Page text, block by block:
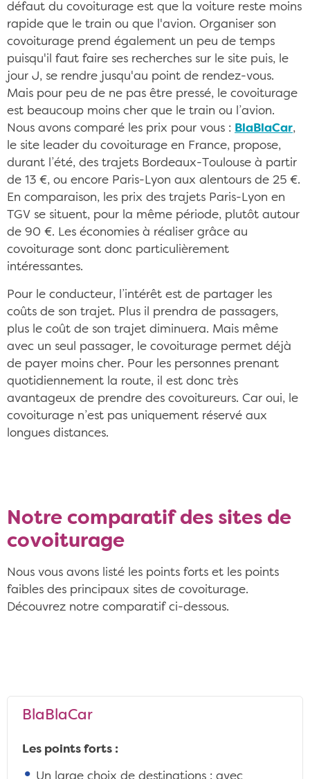
défaut du covoiturage est que la voiture reste moins
rapide que le train ou que l'avion. Organiser son
covoiturage prend également un peu de temps
puisqu'il faut faire ses recherches sur le site puis, le
jour J, se rendre jusqu'au point de rendez-vous.
Mais pour peu de ne pas être pressé, le covoiturage
est beaucoup moins cher que le train ou l’avion.
Nous avons comparé les prix pour vous : BlaBlaCar,
le site leader du covoiturage en France, propose,
durant l’été, des trajets Bordeaux-Toulouse à partir
de 13 €, ou encore Paris-Lyon aux alentours de 25 €.
En comparaison, les prix des trajets Paris-Lyon en
TGV se situent, pour la même période, plutôt autour
de 90 €. Les économies à réaliser grâce au
covoiturage sont donc particulièrement
intéressantes.
Pour le conducteur, l’intérêt est de partager les
coûts de son trajet. Plus il prendra de passagers,
plus le coût de son trajet diminuera. Mais même
avec un seul passager, le covoiturage permet déjà
de payer moins cher. Pour les personnes prenant
quotidiennement la route, il est donc très
avantageux de prendre des covoitureurs. Car oui, le
covoiturage n’est pas uniquement réservé aux
longues distances.
Notre comparatif des sites de
covoiturage
Nous vous avons listé les points forts et les points
faibles des principaux sites de covoiturage.
Découvrez notre comparatif ci-dessous.
BlaBlaCar
Les points forts :
Un large choix de destinations : avec